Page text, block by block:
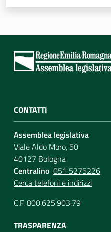
CONTATTI
Assemblea legislativa
Viale Aldo Moro, 50
40127 Bologna
Centralino 051 5275226
Cerca telefoni e indirizzi
C.F. 800.625.903.79
TRASPARENZA